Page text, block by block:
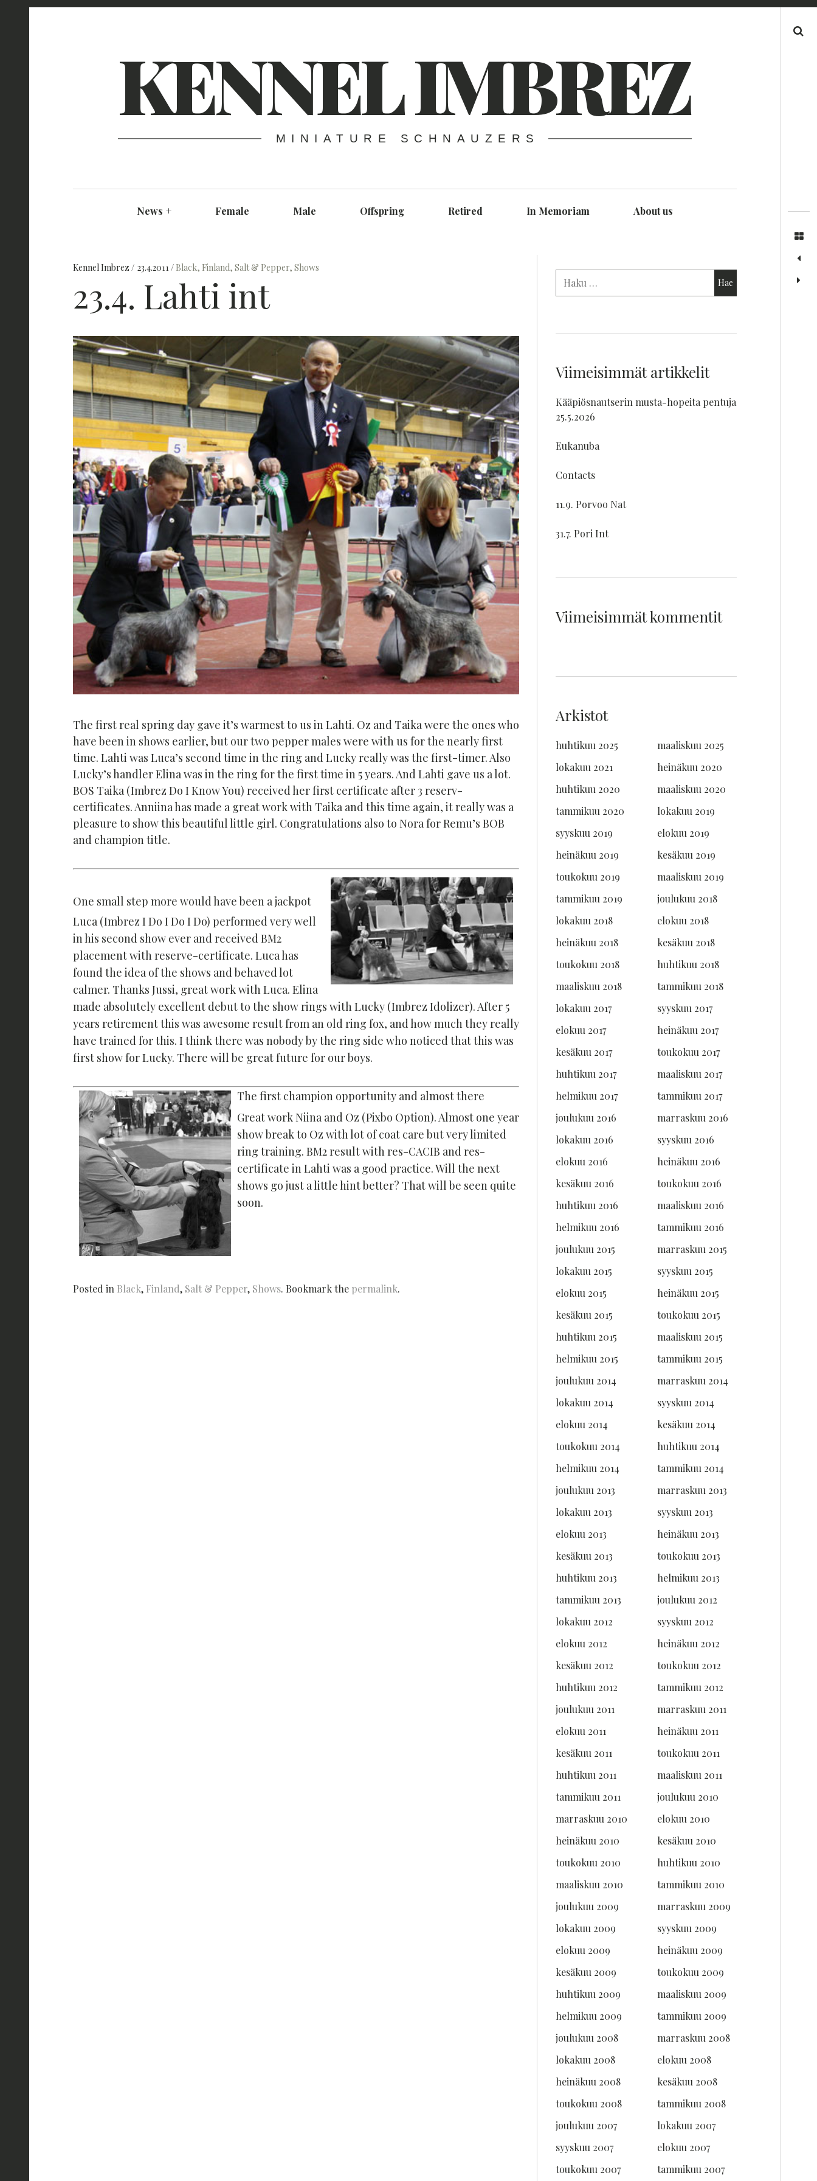
KENNEL IMBREZ
MINIATURE SCHNAUZERS
News + Female Male Offspring Retired In Memoriam About us
Kennel Imbrez 23.4.2011 Black, Finland, Salt & Pepper, Shows
23.4. Lahti int
The first real spring day gave it’s warmest to us in Lahti. Oz and Taika were the ones who
have been in shows earlier, but our two pepper males were with us for the nearly first
time. Lahti was Luca’s second time in the ring and Lucky really was the first-timer. Also
Lucky’s handler Elina was in the ring for the first time in 5 years. And Lahti gave us a lot.
BOS Taika (Imbrez Do I Know You) received her first certificate after 3 reserv-
certificates. Anniina has made a great work with Taika and this time again, it really was a
pleasure to show this beautiful little girl. Congratulations also to Nora for Remu’s BOB
and champion title.
One small step more would have been a jackpot
Luca (Imbrez I Do I Do I Do) performed very well
in his second show ever and received BM2
placement with reserve-certificate. Luca has
found the idea of the shows and behaved lot
calmer. Thanks Jussi, great work with Luca. Elina
made absolutely excellent debut to the show rings with Lucky (Imbrez Idolizer). After 5
years retirement this was awesome result from an old ring fox, and how much they really
have trained for this. I think there was nobody by the ring side who noticed that this was
first show for Lucky. There will be great future for our boys.
The first champion opportunity and almost there
Great work Niina and Oz (Pixbo Option). Almost one year
show break to Oz with lot of coat care but very limited
ring training. BM2 result with res-CACIB and res-
certificate in Lahti was a good practice. Will the next
shows go just a little hint better? That will be seen quite
soon.
Posted in Black, Finland, Salt & Pepper, Shows. Bookmark the permalink.
Viimeisimmät artikkelit
Kääpiösnautserin musta-hopeita pentuja
25.5.2026
Eukanuba
Contacts
11.9. Porvoo Nat
31.7. Pori Int
Viimeisimmät kommentit
Arkistot
huhtikuu 2025
maaliskuu 2025
lokakuu 2021
heinäkuu 2020
huhtikuu 2020
maaliskuu 2020
tammikuu 2020
lokakuu 2019
syyskuu 2019
elokuu 2019
heinäkuu 2019
kesäkuu 2019
toukokuu 2019
maaliskuu 2019
tammikuu 2019
joulukuu 2018
lokakuu 2018
elokuu 2018
heinäkuu 2018
kesäkuu 2018
toukokuu 2018
huhtikuu 2018
maaliskuu 2018
tammikuu 2018
lokakuu 2017
syyskuu 2017
elokuu 2017
heinäkuu 2017
kesäkuu 2017
toukokuu 2017
huhtikuu 2017
maaliskuu 2017
helmikuu 2017
tammikuu 2017
joulukuu 2016
marraskuu 2016
lokakuu 2016
syyskuu 2016
elokuu 2016
heinäkuu 2016
kesäkuu 2016
toukokuu 2016
huhtikuu 2016
maaliskuu 2016
helmikuu 2016
tammikuu 2016
joulukuu 2015
marraskuu 2015
lokakuu 2015
syyskuu 2015
elokuu 2015
heinäkuu 2015
kesäkuu 2015
toukokuu 2015
huhtikuu 2015
maaliskuu 2015
helmikuu 2015
tammikuu 2015
joulukuu 2014
marraskuu 2014
lokakuu 2014
syyskuu 2014
elokuu 2014
kesäkuu 2014
toukokuu 2014
huhtikuu 2014
helmikuu 2014
tammikuu 2014
joulukuu 2013
marraskuu 2013
lokakuu 2013
syyskuu 2013
elokuu 2013
heinäkuu 2013
kesäkuu 2013
toukokuu 2013
huhtikuu 2013
helmikuu 2013
tammikuu 2013
joulukuu 2012
lokakuu 2012
syyskuu 2012
elokuu 2012
heinäkuu 2012
kesäkuu 2012
toukokuu 2012
huhtikuu 2012
tammikuu 2012
joulukuu 2011
marraskuu 2011
elokuu 2011
heinäkuu 2011
kesäkuu 2011
toukokuu 2011
huhtikuu 2011
maaliskuu 2011
tammikuu 2011
joulukuu 2010
marraskuu 2010
elokuu 2010
heinäkuu 2010
kesäkuu 2010
toukokuu 2010
huhtikuu 2010
maaliskuu 2010
tammikuu 2010
joulukuu 2009
marraskuu 2009
lokakuu 2009
syyskuu 2009
elokuu 2009
heinäkuu 2009
kesäkuu 2009
toukokuu 2009
huhtikuu 2009
maaliskuu 2009
helmikuu 2009
tammikuu 2009
joulukuu 2008
marraskuu 2008
lokakuu 2008
elokuu 2008
heinäkuu 2008
kesäkuu 2008
toukokuu 2008
tammikuu 2008
joulukuu 2007
lokakuu 2007
syyskuu 2007
elokuu 2007
toukokuu 2007
tammikuu 2007